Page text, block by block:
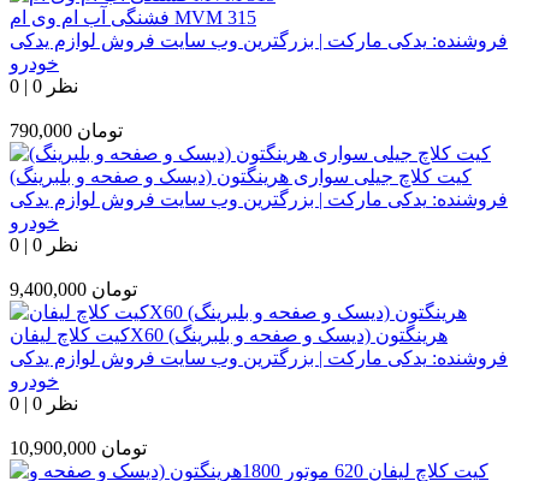
فشنگی آب ام وی ام MVM 315
فروشنده: یدکی مارکت | بزرگترین وب سایت فروش لوازم یدکی
خودرو
0 | 0 نظر
790,000 تومان
کیت کلاچ جیلی سواری هرینگتون (دیسک و صفحه و بلبرینگ)
فروشنده: یدکی مارکت | بزرگترین وب سایت فروش لوازم یدکی
خودرو
0 | 0 نظر
9,400,000 تومان
کیت کلاچ لیفانX60 هرینگتون (دیسک و صفحه و بلبرینگ)
فروشنده: یدکی مارکت | بزرگترین وب سایت فروش لوازم یدکی
خودرو
0 | 0 نظر
10,900,000 تومان